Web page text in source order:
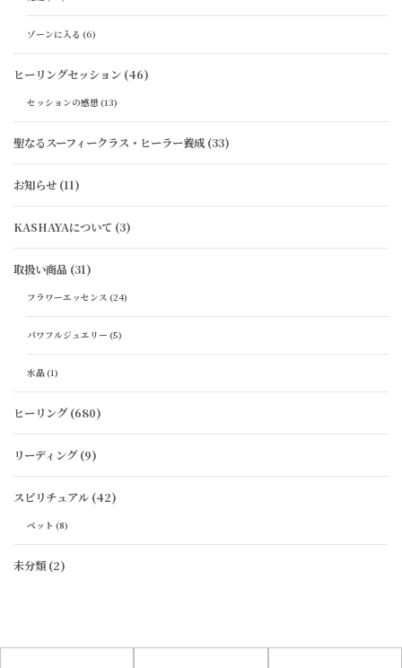
ゾーンに入る (6)
ヒーリングセッション (46)
セッションの感想 (13)
聖なるスーフィークラス・ヒーラー養成 (33)
お知らせ (11)
KASHAYAについて (3)
取扱い商品 (31)
フラワーエッセンス (24)
パワフルジュエリー (5)
水晶(1)
ヒーリング(680)
リーディング(9)
スピリチュアル (42)
ペット (8)
未分類 (2)